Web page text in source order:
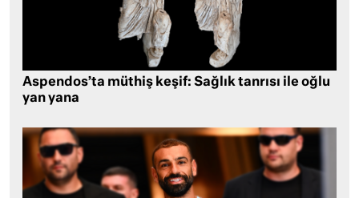
Aspendos’ta müthiş keşif: Sağlık tanrısı ile oğlu
yan yana